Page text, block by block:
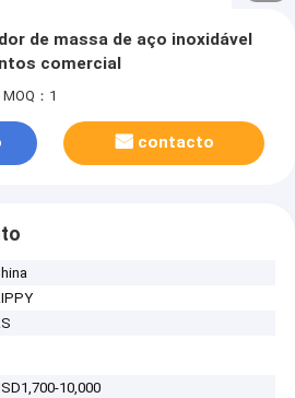
de massa de aço inoxidável
comercial
MOQ：1
contacto
10,000